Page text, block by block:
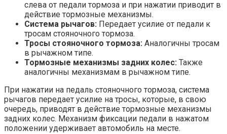
слева от педали тормоза и при нажатии приводит в
действие тормозные механизмы.
Система рычагов: Передает усилие от педали к
тросам стояночного тормоза.
Тросы стояночного тормоза: Аналогичны тросам
в рычажном типе.
Тормозные механизмы задних колес: Также
аналогичны механизмам в рычажном типе.
При нажатии на педаль стояночного тормоза, система
рычагов передает усилие на тросы, которые, в свою
очередь, приводят в действие тормозные механизмы
задних колес. Механизм фиксации педали в нажатом
положении удерживает автомобиль на месте.